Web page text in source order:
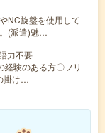
NC旋盤を使用して
(派遣)魅…
力不要
経験のある方〇フリ
掛け…